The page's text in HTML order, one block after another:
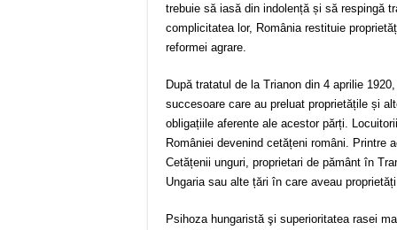
trebuie să iasă din indolență și să respingă
complicitatea lor, România restituie
reformei agrare.
După tratatul de la Trianon din 4 aprilie
succesoare care au preluat proprietățile și
obligațiile aferente ale acestor părți.
României devenind cetățeni români.
Cetățenii unguri, proprietari de pământ în
Ungaria sau alte țări în care aveau
Psihoza hungaristă şi superioritatea rasei